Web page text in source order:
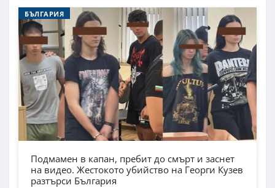
БЪЛГАРИЯ
Подмамен в капан, пребит до смърт и заснет
на видео. Жестокото убийство на Георги Кузев
разтърси България